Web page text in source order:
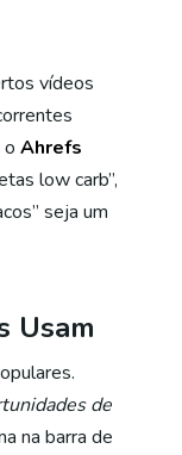
vídeos
o Ahrefs
low carb”,
seja um
Usam
de
na barra de